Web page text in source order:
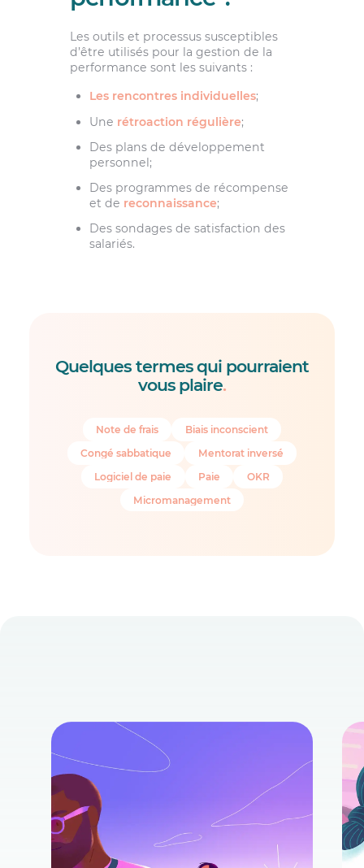
Les outils et processus susceptibles
d’être utilisés pour la gestion de la
performance sont les suivants :
Les rencontres individuelles;
Une rétroaction régulière;
Des plans de développement
personnel;
Des programmes de récompense
et de reconnaissance;
Des sondages de satisfaction des
salariés.
Quelques termes qui pourraient
vous plaire.
Note de frais
Biais inconscient
Congé sabbatique
Mentorat inversé
Logiciel de paie
Paie
OKR
Micromanagement